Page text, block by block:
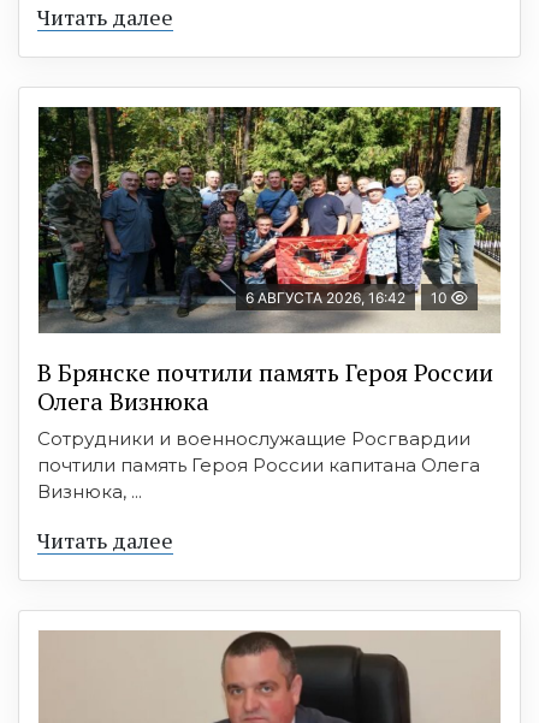
Читать далее
6 АВГУСТА 2026, 16:42 10
В Брянске почтили память Героя России
Олега Визнюка
Сотрудники и военнослужащие Росгвардии
почтили память Героя России капитана Олега
Визнюка, ...
Читать далее